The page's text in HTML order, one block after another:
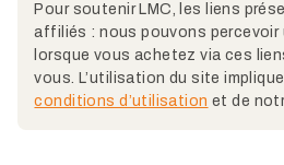
Pour soutenir LMC, les liens
affiliés : nous pouvons percevoir
lorsque vous achetez via ces
vous. L’utilisation du site
conditions d’utilisation et de